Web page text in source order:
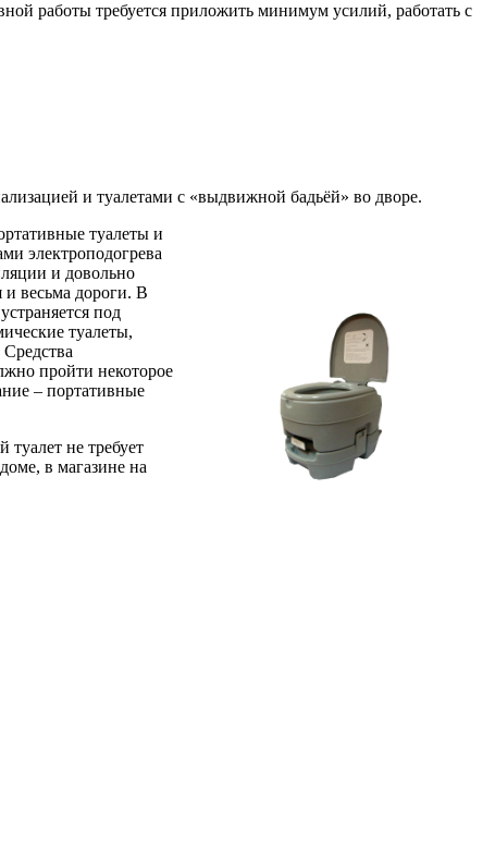
работы требуется приложить минимум усилий, работать с
и туалетами с «выдвижной бадьёй» во дворе.
туалеты и
электроподогрева
и довольно
и весьма дороги. В
под
туалеты,
пройти некоторое
– портативные
не требует
в магазине на